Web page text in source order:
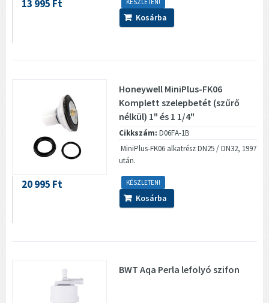
KÉSZLETEN!
13 995 Ft
Kosárba
Honeywell MiniPlus-FK06
Komplett szelepbetét (szűrő
nélkül) 1" és 1 1/4"
Cikkszám: D06FA-1B
MiniPlus-FK06 alkatrész DN25 / DN32, 1997
után.
KÉSZLETEN!
20 995 Ft
Kosárba
BWT Aqa Perla lefolyó szifon